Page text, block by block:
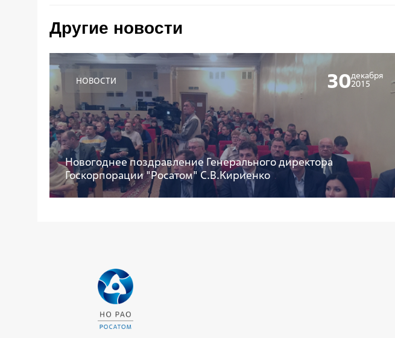
Другие новости
НОВОСТИ 30декабря
2015
Новогоднее поздравление Генерального директора
Госкорпорации "Росатом" С.В.Кириенко